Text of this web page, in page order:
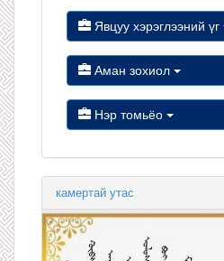
Явцуу хэрэглээний үг
Аман зохиол
Нэр томьёо
камертай утас